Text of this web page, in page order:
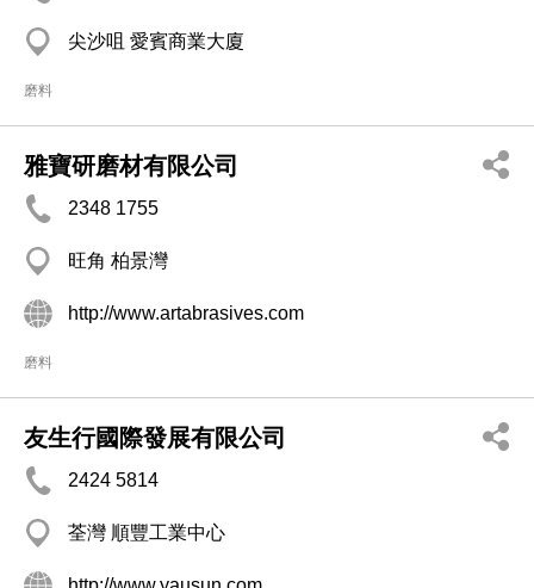
尖沙咀 愛賓商業大廈
磨料
雅寶研磨材有限公司
2348 1755
旺角 柏景灣
http://www.artabrasives.com
磨料
友生行國際發展有限公司
2424 5814
荃灣 順豐工業中心